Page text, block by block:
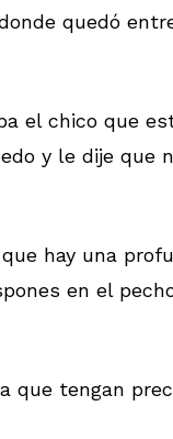
quedó
el chico que
y le dije que
hay una
en el
que tengan